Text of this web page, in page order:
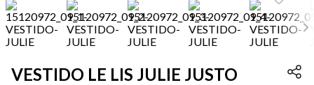
VESTIDO LE LIS JULIE JUSTO